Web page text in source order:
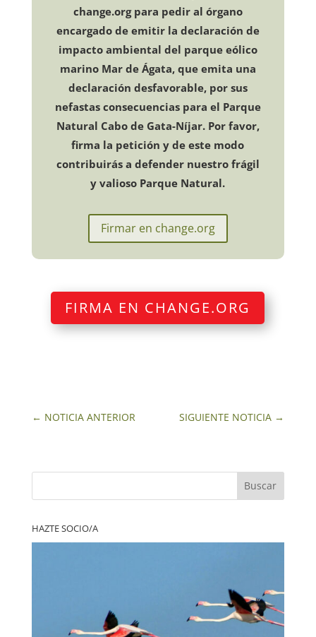
change.org para pedir al órgano
encargado de emitir la declaración de
impacto ambiental del parque eólico
marino Mar de Ágata, que emita una
declaración desfavorable, por sus
nefastas consecuencias para el Parque
Natural Cabo de Gata-Níjar. Por favor,
firma la petición y de este modo
contribuirás a defender nuestro frágil
y valioso Parque Natural.
Firmar en change.org
FIRMA EN CHANGE.ORG
← NOTICIA ANTERIOR SIGUIENTE NOTICIA →
Buscar
HAZTE SOCIO/A